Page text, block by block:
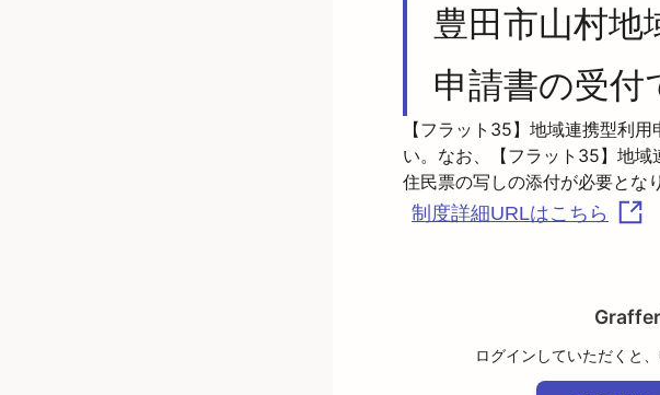
豊田市山村地
申請書の受付
【フラット35】地域連携型利
い。なお、【フラット35】地
制度詳細URLはこちら
ログインしていただくと